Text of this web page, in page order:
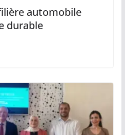
automobile
durable